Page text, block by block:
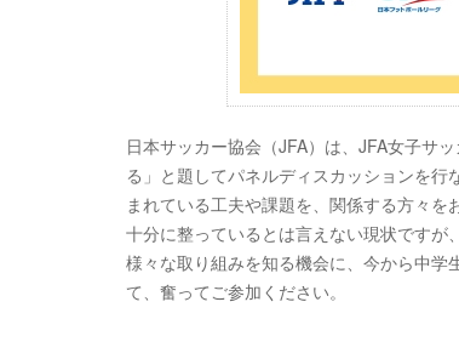
日本サッカー協会（JFA）は、JFA女子サ
る」と題してパネルディスカッションを
まれている工夫や課題を、関係する方々
十分に整っているとは言えない現状です
様々な取り組みを知る機会に、今から中
て、奮ってご参加ください。